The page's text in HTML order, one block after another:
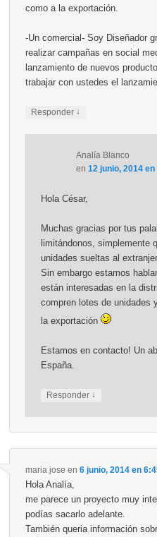
como a la exportación.
-Un comercial- Soy Diseñador
realizar campañas en social
lanzamiento de nuevos
trabajar con ustedes el
Responder ↓
Analía Blanco
en 12 junio, 2014 en
Hola César,
Muchas gracias por tus
limitándonos, simplemente
unidades sueltas al
Sin embargo estamos
están interesadas en la
compren lotes de unidades
la exportación
Estamos en contacto! Un
España.
Responder ↓
maria jose en 6 junio, 2014 en
Hola Analía,
me parece un proyecto muy
podías sacarlo adelante.
También queria información